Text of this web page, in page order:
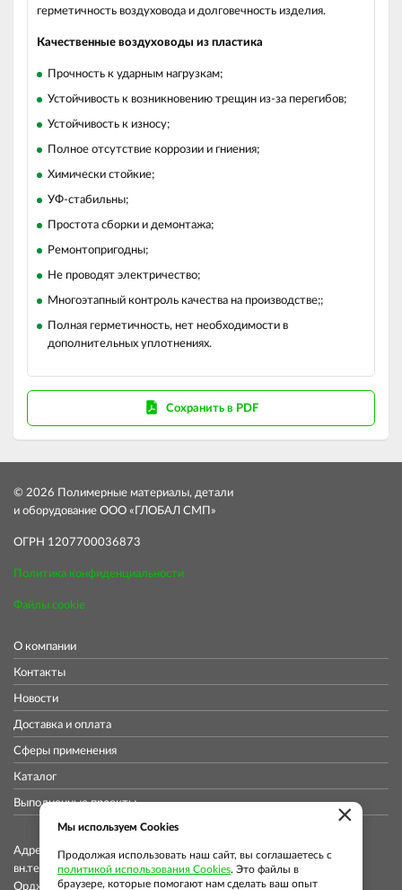
герметичность воздуховода и долговечность изделия.
Качественные воздуховоды из пластика
Прочность к ударным нагрузкам;
Устойчивость к возникновению трещин из-за перегибов;
Устойчивость к износу;
Полное отсутствие коррозии и гниения;
Химически стойкие;
УФ-стабильны;
Простота сборки и демонтажа;
Ремонтопригодны;
Не проводят электричество;
Многоэтапный контроль качества на производстве;;
Полная герметичность, нет необходимости в
дополнительных уплотнениях.
Сохранить в PDF
© 2026 Полимерные материалы, детали
и оборудование ООО «ГЛОБАЛ СМП»
ОГРН 1207700036873
Политика конфиденциальности
Файлы cookie
О компании
Контакты
Новости
Доставка и оплата
Сферы применения
Каталог
Выполненные проекты
Адрес коммерческого отдела: 115419, Город Москва,
вн.тер.г. муниципальный округ Донской, ул
Орджоникидзе, д. 11, стр. 11, помещ. 12/5
×
Мы используем Cookies
Продолжая использовать наш сайт, вы соглашаетесь с
политикой использования Cookies. Это файлы в
браузере, которые помогают нам сделать ваш опыт